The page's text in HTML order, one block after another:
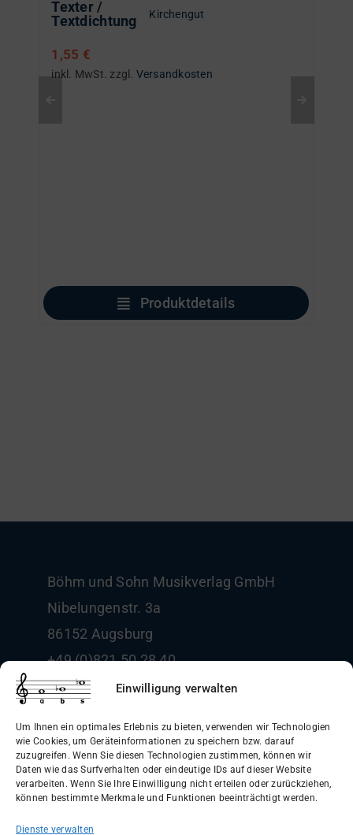
Einwilligung verwalten
Um Ihnen ein optimales Erlebnis zu bieten, verwenden wir Technologien
wie Cookies, um Geräteinformationen zu speichern bzw. darauf
zuzugreifen. Wenn Sie diesen Technologien zustimmen, können wir
Daten wie das Surfverhalten oder eindeutige IDs auf dieser Website
verarbeiten. Wenn Sie Ihre Einwilligung nicht erteilen oder zurückziehen,
können bestimmte Merkmale und Funktionen beeinträchtigt werden.
Dienste verwalten
Texter /
Textdichtung
Kirchengut
1,55 €
inkl. MwSt. zzgl. Versandkosten
Produktdetails
Böhm und Sohn Musikverlag GmbH
Nibelungenstr. 3a
86152 Augsburg
+49 (0)821 50 28 40
info@boehm-und-sohn.de
Allgemeine Geschäftsbedingungen